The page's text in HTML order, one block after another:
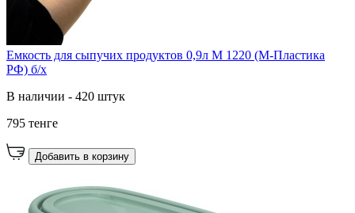
Емкость для сыпучих продуктов 0,9л М 1220 (М-Пластика
РФ) б/х
В наличии - 420 штук
795 тенге
Добавить в корзину